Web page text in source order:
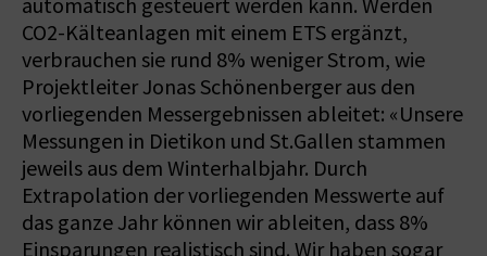
automatisch gesteuert werden kann. Werden
CO2-Kälteanlagen mit einem ETS ergänzt,
verbrauchen sie rund 8% weniger Strom, wie
Projektleiter Jonas Schönenberger aus den
vorliegenden Messergebnissen ableitet: «Unsere
Messungen in Dietikon und St.Gallen stammen
jeweils aus dem Winterhalbjahr. Durch
Extrapolation der vorliegenden Messwerte auf
das ganze Jahr können wir ableiten, dass 8%
Einsparungen realistisch sind. Wir haben sogar